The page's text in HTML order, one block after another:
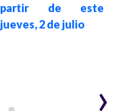
partir de este
jueves, 2 de julio
›